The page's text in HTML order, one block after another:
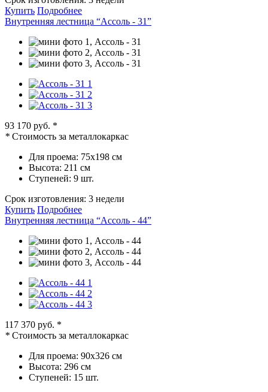
Купить Подробнее
Внутренняя лестница “Ассоль - 31”
93 170 руб. *
* Стоимость за металлокаркас
Для проема: 75х198 см
Высота: 211 см
Ступеней: 9 шт.
Срок изготовления: 3 недели
Купить Подробнее
Внутренняя лестница “Ассоль - 44”
117 370 руб. *
* Стоимость за металлокаркас
Для проема: 90х326 см
Высота: 296 см
Ступеней: 15 шт.